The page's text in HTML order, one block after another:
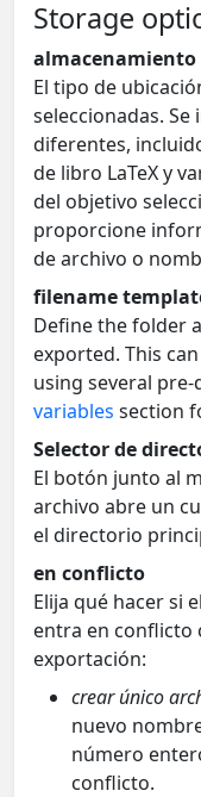
Storage
almacenamiento
El tipo de
seleccionadas.
diferentes,
de libro LaTeX y
del objetivo
proporcione
de archivo o
filename
Define the folder
exported. This
using several
variables section
Selector de
El botón junto al
archivo abre un
el directorio
en conflicto
Elija qué hacer si
entra en conflicto
exportación:
crear único
nuevo
número
conflicto.